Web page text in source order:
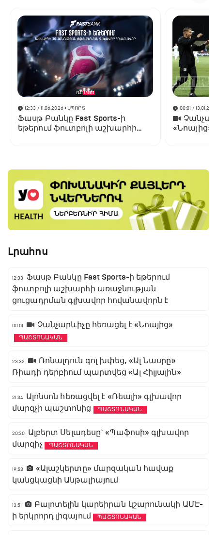
12:33 / 11.06.2026• ՍՊՈՐՏ
Ֆասթ Բանկը Fast Sports-ի
եթերում ֆուտբոլի աշխարհի
00:01 /
«Նոայից»
Լրահոս
12:33
Ֆասթ Բանկը Fast Sports-ի եթերում
ֆուտբոլի աշխարհի առաջնության
ցուցադրման գլխավոր հովանավորն է
00:01 Չանչարևիչը հեռացել է «Նոայից»
ՊԱՇՏՈՆԱԿԱՆ
23:32
Ռոնալդուն գոլ խփեց, «Ալ Նասրը»
Ռիադի դերբիում պարտվեց «Ալ Հիլյալին»
21:34 Ալոնսոն հեռացվել է «Ռեալի» գլխավոր
մարզչի պաշտոնից
ՊԱՇՏՈՆԱԿԱՆ
20:30
Ալբերտ Սելադեսը` «Պաֆոսի» գլխավոր
մարզիչ
ՊԱՇՏՈՆԱԿԱՆ
19:53
«Ալաշկերտը» մարզական հավաք
կանցկացնի Անթալիայում
13:51
Բալոտելին կարեիրան կշարունակի ԱՄԷ-
ի երկրորդ լիգայում
ՊԱՇՏՈՆԱԿԱՆ